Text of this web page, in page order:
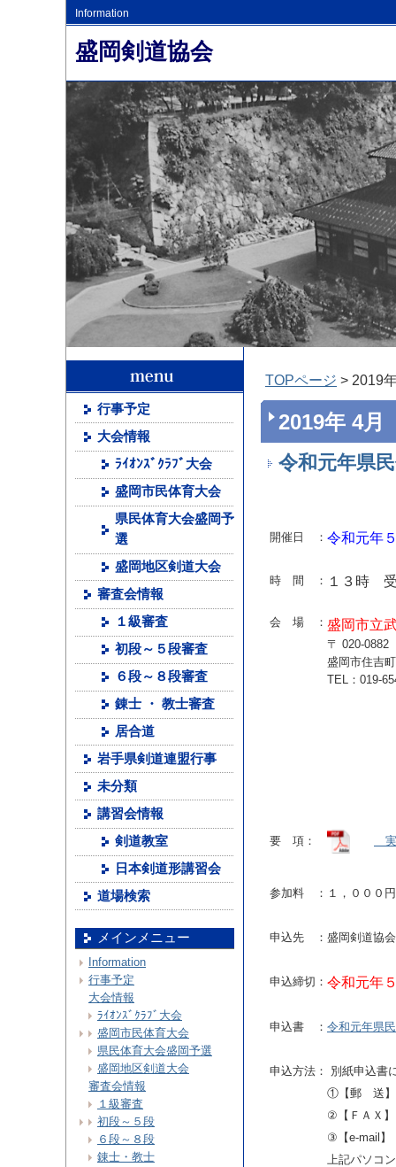
Information
盛岡剣道協会
TOPページ > 2019
2019年 4月
令和元年県
開催日 ： 令和元年
時 間 ： １３時
会 場 ： 盛岡市立
〒 020-0882
盛岡市住吉
TEL：
要 項： 実
参加料 ： １，０００
申込先 ： 盛岡剣道協
申込締切： 令和元年
申込書 ： 令和元年県
申込方法：
別紙申込書
①【郵 送】
②【ＦＡＸ
③【e-mail】
上記パソコ
行事予定
大会情報
ﾗｲｵﾝｽﾞｸﾗﾌﾞ大会
盛岡市民体育大会
県民体育大会盛岡予
選
盛岡地区剣道大会
審査会情報
１級審査
初段～５段審査
６段～８段審査
錬士 ・ 教士審査
居合道
岩手県剣道連盟行事
未分類
講習会情報
剣道教室
日本剣道形講習会
道場検索
メインメニュー
Information
行事予定
大会情報
ﾗｲｵﾝｽﾞｸﾗﾌﾞ大会
盛岡市民体育大会
県民体育大会盛岡予選
盛岡地区剣道大会
審査会情報
１級審査
初段～５段
６段～８段
錬士・教士